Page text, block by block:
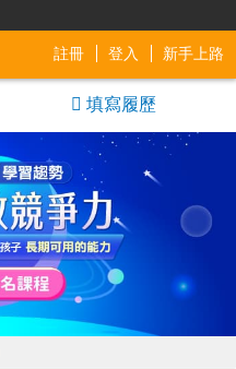
註冊 登入 新手上路
填寫履歷